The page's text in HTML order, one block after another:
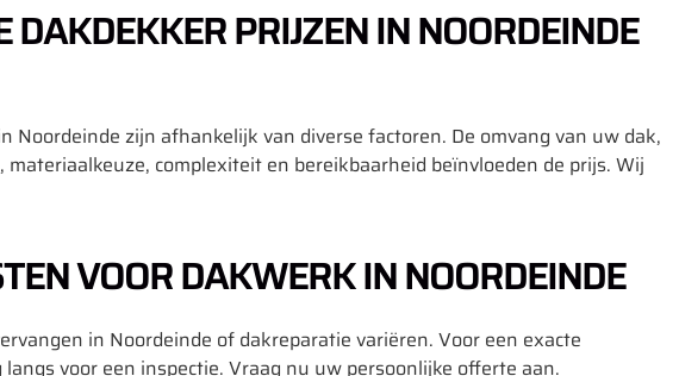
DAKDEKKER PRIJZEN IN NOORDEINDE
Noordeinde zijn afhankelijk van diverse factoren. De omvang van uw dak,
complexiteit en bereikbaarheid beïnvloeden de prijs. Wij
VOOR DAKWERK IN NOORDEINDE
in Noordeinde of dakreparatie variëren. Voor een exacte
voor een inspectie. Vraag nu uw persoonlijke offerte aan.